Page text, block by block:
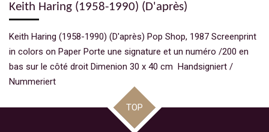
Keith Haring (1958-1990) (D'après)
Keith Haring (1958-1990) (D'après) Pop Shop, 1987 Screenprint
in colors on Paper Porte une signature et un numéro /200 en
bas sur le côté droit Dimenion 30 x 40 cm Handsigniert /
Nummeriert
TOP